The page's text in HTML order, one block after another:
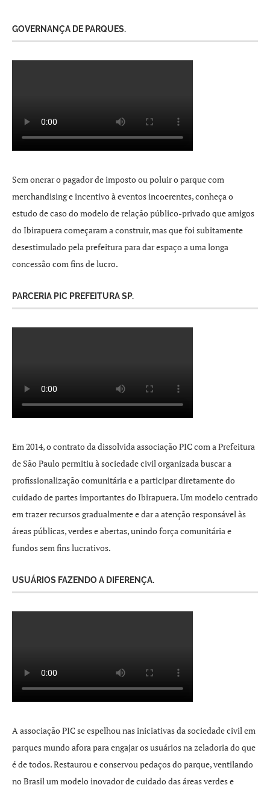
GOVERNANÇA DE PARQUES.
Sem onerar o pagador de imposto ou poluir o parque com
merchandising e incentivo à eventos incoerentes, conheça o
estudo de caso do modelo de relação público-privado que amigos
do Ibirapuera começaram a construir, mas que foi subitamente
desestimulado pela prefeitura para dar espaço a uma longa
concessão com fins de lucro.
PARCERIA PIC PREFEITURA SP.
Em 2014, o contrato da dissolvida associação PIC com a Prefeitura
de São Paulo permitiu à sociedade civil organizada buscar a
profissionalização comunitária e a participar diretamente do
cuidado de partes importantes do Ibirapuera. Um modelo centrado
em trazer recursos gradualmente e dar a atenção responsável às
áreas públicas, verdes e abertas, unindo força comunitária e
fundos sem fins lucrativos.
USUÁRIOS FAZENDO A DIFERENÇA.
A associação PIC se espelhou nas iniciativas da sociedade civil em
parques mundo afora para engajar os usuários na zeladoria do que
é de todos. Restaurou e conservou pedaços do parque, ventilando
no Brasil um modelo inovador de cuidado das áreas verdes e